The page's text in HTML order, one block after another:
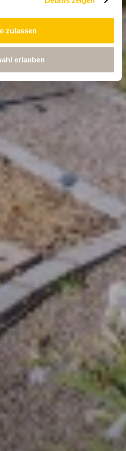
zulassen
erlauben